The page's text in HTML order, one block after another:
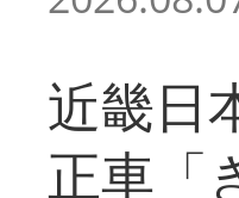
近畿日
正車「